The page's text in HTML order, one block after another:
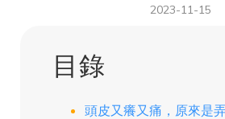
2023-11-15
目錄
頭皮又癢又痛，原來是